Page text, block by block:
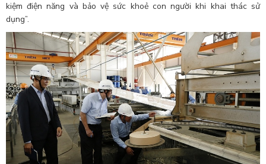
kiệm điện năng và bảo vệ sức khoẻ con người khi khai thác sử
dụng”.